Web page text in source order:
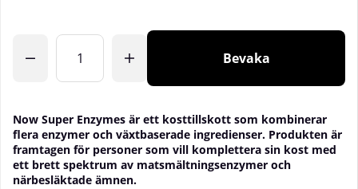
Bevaka
Now Super Enzymes är ett kosttillskott som kombinerar
flera enzymer och växtbaserade ingredienser. Produkten är
framtagen för personer som vill komplettera sin kost med
ett brett spektrum av matsmältningsenzymer och
närbesläktade ämnen.